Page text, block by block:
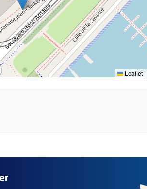
Leaflet |